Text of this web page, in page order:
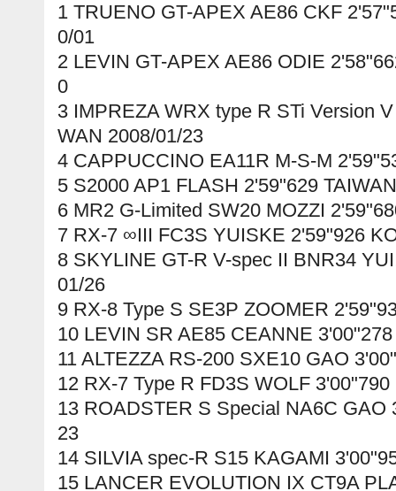
1 TRUENO GT-APEX AE86 CKF
0/01
2 LEVIN GT-APEX AE86 ODIE
0
3 IMPREZA WRX type R STi Version
WAN 2008/01/23
4 CAPPUCCINO EA11R M-S-M
5 S2000 AP1 FLASH 2'59"629
6 MR2 G-Limited SW20 MOZZI
7 RX-7 ∞III FC3S YUISKE 2'59"926
8 SKYLINE GT-R V-spec II BNR34
01/26
9 RX-8 Type S SE3P ZOOMER
10 LEVIN SR AE85 CEANNE
11 ALTEZZA RS-200 SXE10 GAO
12 RX-7 Type R FD3S WOLF
13 ROADSTER S Special NA6C GAO
23
14 SILVIA spec-R S15 KAGAMI
15 LANCER EVOLUTION IX CT9A